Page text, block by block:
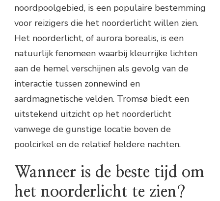
noordpoolgebied, is een populaire bestemming
voor reizigers die het noorderlicht willen zien.
Het noorderlicht, of aurora borealis, is een
natuurlijk fenomeen waarbij kleurrijke lichten
aan de hemel verschijnen als gevolg van de
interactie tussen zonnewind en
aardmagnetische velden. Tromsø biedt een
uitstekend uitzicht op het noorderlicht
vanwege de gunstige locatie boven de
poolcirkel en de relatief heldere nachten.
Wanneer is de beste tijd om
het noorderlicht te zien?